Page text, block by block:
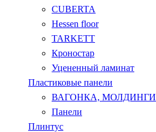
CUBERTA
Hessen floor
TARKETT
Кроностар
Уцененный ламинат
Пластиковые панели
ВАГОНКА, МОЛДИНГИ
Панели
Плинтус